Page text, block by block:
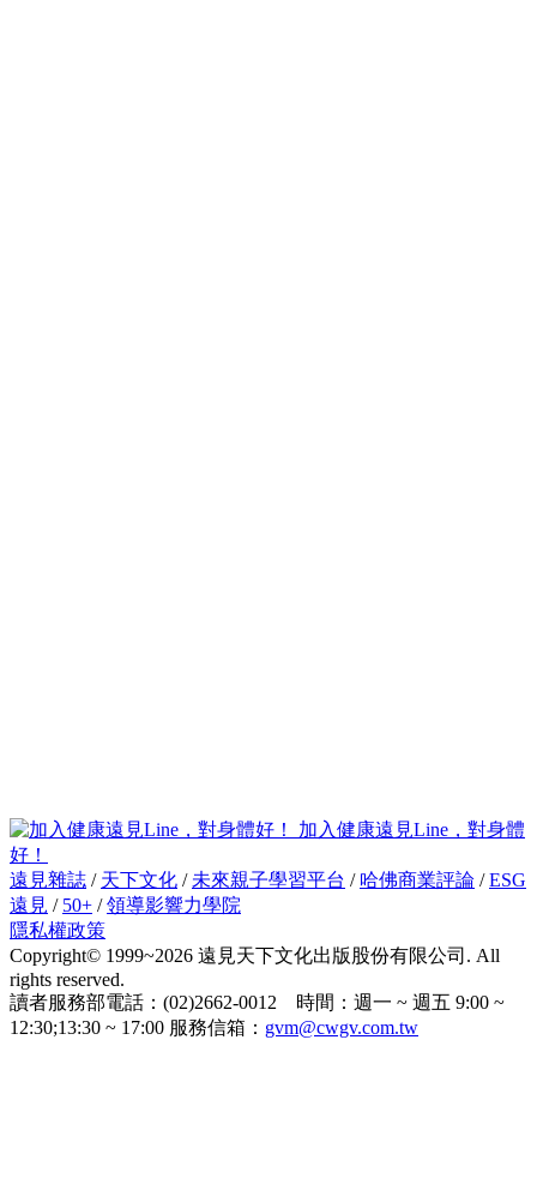
加入健康遠見Line，對身體
好！
遠見雜誌 / 天下文化 / 未來親子學習平台 / 哈佛商業評論 /ESG
遠見 / 50+ /領導影響力學院
隱私權政策
Copyright© 1999~2026 遠見天下文化出版股份有限公司. All
rights reserved.
讀者服務部電話：(02)2662-0012 時間：週一 ~ 週五 9:00 ~
12:30;13:30 ~ 17:00 服務信箱： gvm@cwgv.com.tw